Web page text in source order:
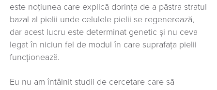
este noţiunea care explică dorinţa de a păstra stratul
bazal al pielii unde celulele pielii se regenerează,
dar acest lucru este determinat genetic și nu ceva
legat în niciun fel de modul în care suprafața pielii
funcţionează.
Eu nu am întâlnit studii de cercetare care să